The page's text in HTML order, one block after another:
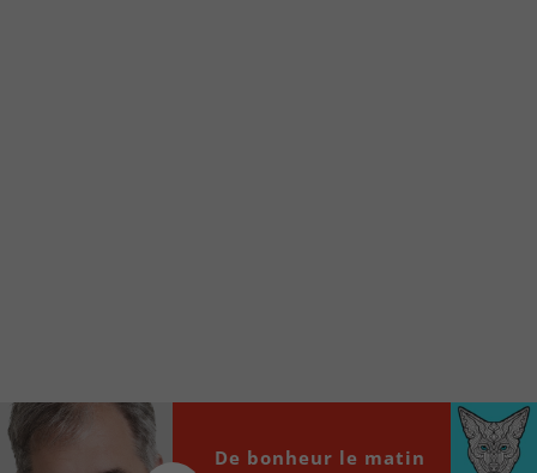
locale vous sont maintenant accessibles en un clic!
00:00
De bonheur le matin